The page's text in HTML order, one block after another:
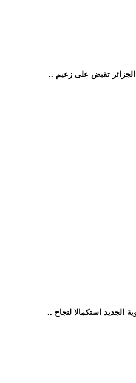
الجزائر تقبض على زعيم
الجديد استكمالا لنجاح